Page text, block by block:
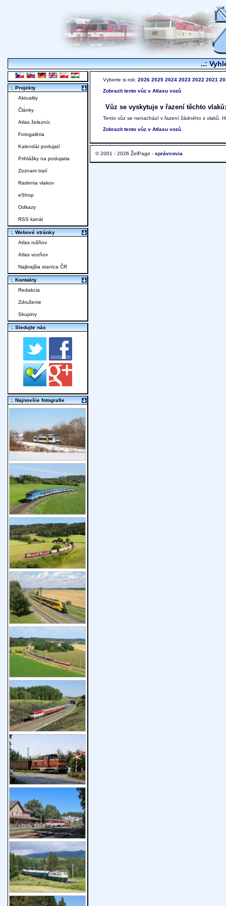
..:
Vyberte si rok: 2026 2025 2024 2023 2022 2021
Zobrazit tento vůz v Atlasu vozů
Vůz se vyskytuje v řazení těchto vlaků:
Tento vůz se nenachází v řazení žádného z vlaků.
Zobrazit tento vůz v Atlasu vozů
© 2001 - 2026 ŽelPage - správcovia
:. Projekty
Aktuality
Články
Atlas železníc
Fotogaléria
Kalendár podujatí
Prihlášky na podujatia
Zoznam tratí
Radenia vlakov
eShop
Odkazy
RSS kanál
:. Webové stránky
Atlas rušňov
Atlas vozňov
Najkrajšia stanica ČR
:. Kontakty
Redakcia
Združenie
Skupiny
:. Sledujte nás
:. Najnovšie fotografie